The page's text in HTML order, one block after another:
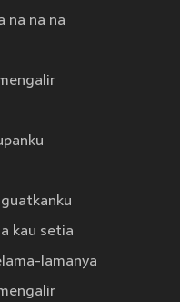
na na na
kau setia
lamanya